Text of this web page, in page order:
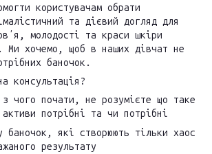
користувачам обрати
та дієвий догляд для
молодості та краси шкіри
Ми хочемо, щоб в наших дівчат не
баночок.
консультація?
чого почати, не розумієте що таке
потрібні та чи потрібні
баночок, які створюють тільки хаос
результату